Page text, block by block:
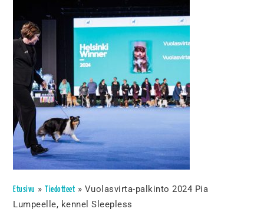
Etusivu » Tiedotteet » Vuolasvirta-palkinto 2024 Pia
Lumpeelle, kennel Sleepless